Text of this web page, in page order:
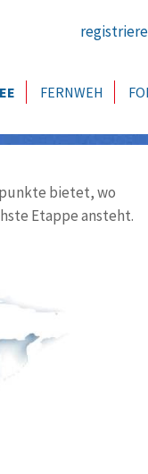
FERNWEH
bietet, wo
Etappe ansteht.